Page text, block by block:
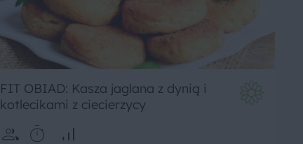
FIT OBIAD: Kasza jaglana z dynią i
kotlecikami z ciecierzycy